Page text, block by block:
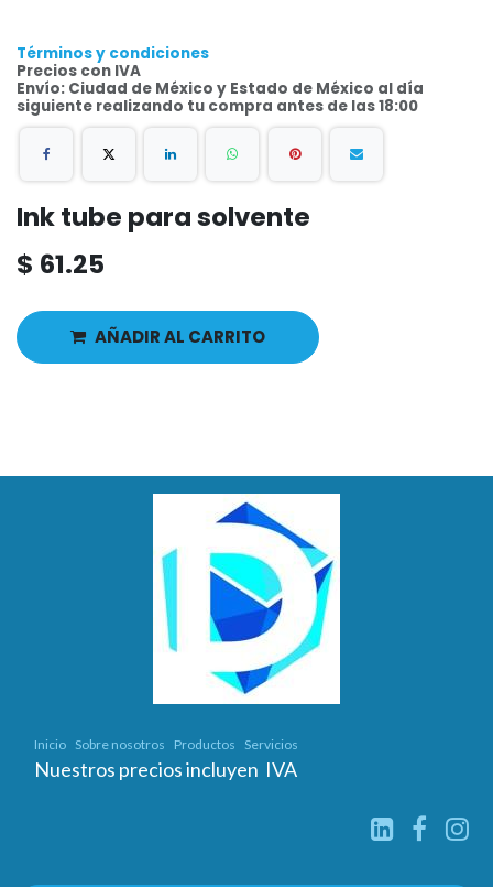
Términos y condiciones
Precios con IVA
Envío: Ciudad de México y Estado de México al día
siguiente realizando tu compra antes de las 18:00
Ink tube para solvente
$ 61.25
AÑADIR AL CARRITO
Inicio Sobre nosotros Productos Servicios
Nuestros precios incluyen IVA